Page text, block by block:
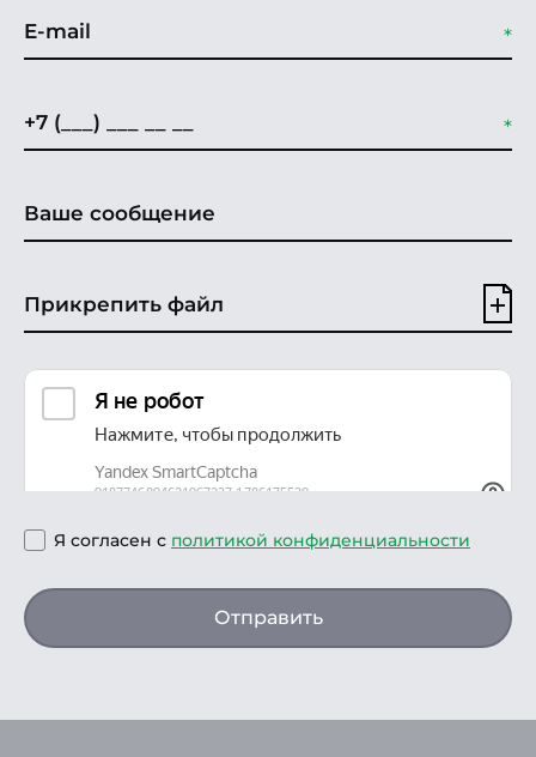
Прикрепить файл
Я согласен с политикой конфиденциальности
Отправить